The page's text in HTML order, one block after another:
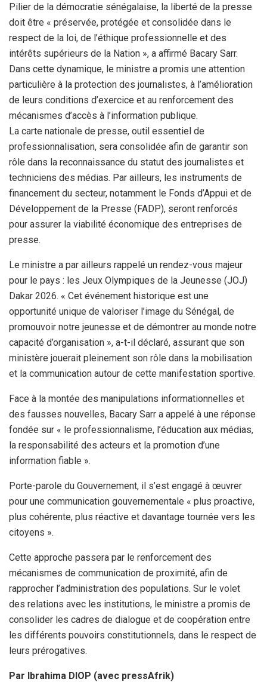
Pilier de la démocratie sénégalaise, la liberté de la presse
doit être « préservée, protégée et consolidée dans le
respect de la loi, de l’éthique professionnelle et des
intérêts supérieurs de la Nation », a affirmé Bacary Sarr.
Dans cette dynamique, le ministre a promis une attention
particulière à la protection des journalistes, à l’amélioration
de leurs conditions d’exercice et au renforcement des
mécanismes d’accès à l’information publique.
La carte nationale de presse, outil essentiel de
professionnalisation, sera consolidée afin de garantir son
rôle dans la reconnaissance du statut des journalistes et
techniciens des médias. Par ailleurs, les instruments de
financement du secteur, notamment le Fonds d’Appui et de
Développement de la Presse (FADP), seront renforcés
pour assurer la viabilité économique des entreprises de
presse.
Le ministre a par ailleurs rappelé un rendez-vous majeur
pour le pays : les Jeux Olympiques de la Jeunesse (JOJ)
Dakar 2026. « Cet événement historique est une
opportunité unique de valoriser l’image du Sénégal, de
promouvoir notre jeunesse et de démontrer au monde notre
capacité d’organisation », a-t-il déclaré, assurant que son
ministère jouerait pleinement son rôle dans la mobilisation
et la communication autour de cette manifestation sportive.
Face à la montée des manipulations informationnelles et
des fausses nouvelles, Bacary Sarr a appelé à une réponse
fondée sur « le professionnalisme, l’éducation aux médias,
la responsabilité des acteurs et la promotion d’une
information fiable ».
Porte-parole du Gouvernement, il s’est engagé à œuvrer
pour une communication gouvernementale « plus proactive,
plus cohérente, plus réactive et davantage tournée vers les
citoyens ».
Cette approche passera par le renforcement des
mécanismes de communication de proximité, afin de
rapprocher l’administration des populations. Sur le volet
des relations avec les institutions, le ministre a promis de
consolider les cadres de dialogue et de coopération entre
les différents pouvoirs constitutionnels, dans le respect de
leurs prérogatives.
Par Ibrahima DIOP (avec pressAfrik)